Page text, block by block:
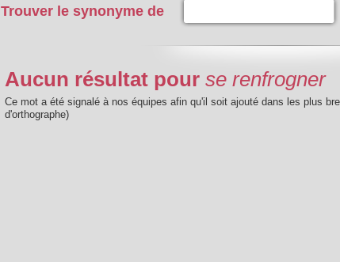
Trouver le synonyme de
Aucun résultat pour se renfrogner
Ce mot a été signalé à nos équipes afin qu'il soit ajouté dans les plus
d'orthographe)